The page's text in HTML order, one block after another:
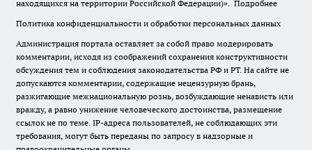
находящихся на территории Российской Федерации)». Подробнее
Политика конфиденциальности и обработки персональных данных
Администрация портала оставляет за собой право модерировать
комментарии, исходя из соображений сохранения конструктивности
обсуждения тем и соблюдения законодательства РФ и РТ. На сайте не
допускаются комментарии, содержащие нецензурную брань,
разжигающие межнациональную рознь, возбуждающие ненависть или
вражду, а равно унижение человеческого достоинства, размещение
ссылок не по теме. IP-адреса пользователей, не соблюдающих эти
требования, могут быть переданы по запросу в надзорные и